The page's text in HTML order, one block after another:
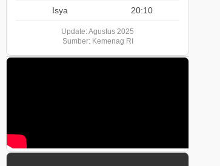
Isya
20:10
Update: Agustus 2025
Sumber: Kemenag RI